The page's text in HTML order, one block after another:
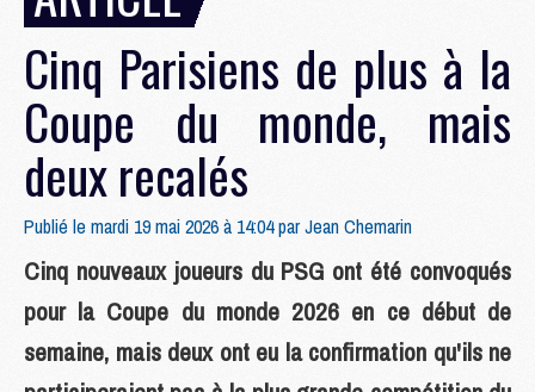
Cinq Parisiens de plus à la
Coupe du monde, mais
deux recalés
Publié le mardi 19 mai 2026 à 14:04 parJean Chemarin
Cinq nouveaux joueurs du PSG ont été convoqués
pour la Coupe du monde 2026 en ce début de
semaine, mais deux ont eu la confirmation qu'ils ne